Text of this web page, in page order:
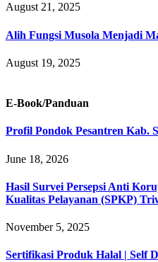
August 21, 2025
Alih Fungsi Musola Menjadi
August 19, 2025
E-Book/Panduan
Profil Pondok Pesantren Kab.
June 18, 2026
Hasil Survei Persepsi Anti
Kualitas Pelayanan (SPKP)
November 5, 2025
Sertifikasi Produk Halal | Self